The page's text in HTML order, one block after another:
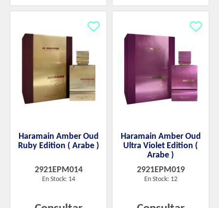
Haramain Amber Oud
Ruby Edition ( Arabe )
2921EPM014
En Stock: 14
Haramain Amber Oud
Ultra Violet Edition (
Arabe )
2921EPM019
En Stock: 12